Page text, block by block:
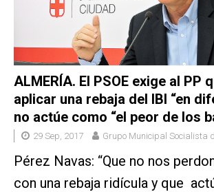
ALMERÍA. El PSOE exige al PP
aplicar una rebaja del IBI “en
no actúe como “el peor de los
29 Sep, 2017 Grupo Municipal Socialista
Pérez Navas: “Que no nos
con una rebaja ridícula y que